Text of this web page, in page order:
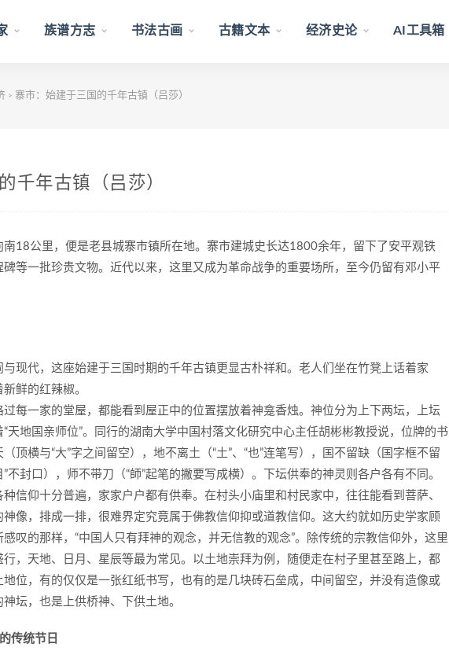
族谱方志 书法古画 古籍文本 经济史论 AI工具箱
> 寨市：始建于三国的千年古镇（吕莎）
千年古镇（吕莎）
公里，便是老县城寨市镇所在地。寨市建城史长达1800余年，留下了安平观铁
等一批珍贵文物。近代以来，这里又成为革命战争的重要场所，至今仍留有邓小平
代，这座始建于三国时期的千年古镇更显古朴祥和。老人们坐在竹凳上话着家
鲜的红辣椒。
一家的堂屋，都能看到屋正中的位置摆放着神龛香烛。神位分为上下两坛，上坛
天地国亲师位”。同行的湖南大学中国村落文化研究中心主任胡彬彬教授说，位牌的书
顶横与“大”字之间留空），地不离土（“土”、“也”连笔写），国不留缺（国字框不留
”不封口），师不带刀（“師”起笔的撇要写成横）。下坛供奉的神灵则各户各有不同。
仰十分普遍，家家户户都有供奉。在村头小庙里和村民家中，往往能看到菩萨、
像，排成一排，很难界定究竟属于佛教信仰抑或道教信仰。这大约就如历史学家顾
叹的那样，“中国人只有拜神的观念，并无信教的观念”。除传统的宗教信仰外，这里
，天地、日月、星辰等最为常见。以土地崇拜为例，随便走在村子里甚至路上，都
位，有的仅仅是一张红纸书写，也有的是几块砖石垒成，中间留空，并没有造像或
坛，也是上供桥神、下供土地。
传统节日